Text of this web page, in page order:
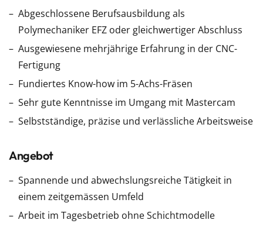
Abgeschlossene Berufsausbildung als
Polymechaniker EFZ oder gleichwertiger Abschluss
Ausgewiesene mehrjährige Erfahrung in der CNC-
Fertigung
Fundiertes Know-how im 5-Achs-Fräsen
Sehr gute Kenntnisse im Umgang mit Mastercam
Selbstständige, präzise und verlässliche Arbeitsweise
Angebot
Spannende und abwechslungsreiche Tätigkeit in
einem zeitgemässen Umfeld
Arbeit im Tagesbetrieb ohne Schichtmodelle